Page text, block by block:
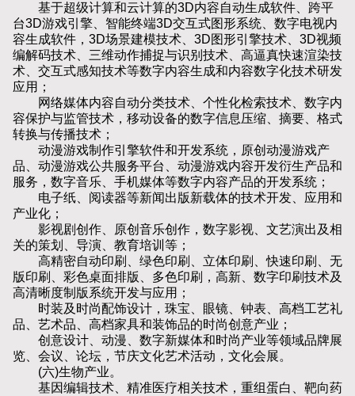
基于超级计算和云计算的3D内容自动生成软件、跨平
台3D游戏引擎、智能终端3D交互式图形系统、数字电视内
容生成软件，3D场景建模技术、3D图形引擎技术、3D视频
编解码技术、三维动作捕捉与识别技术、高逼真快速渲染技
术、交互式感知技术等数字内容生成和内容数字化技术研发
应用；
网络媒体内容自动分类技术、个性化检索技术、数字内
容保护与监管技术，移动设备的数字信息压缩、摘要、格式
转换与传播技术；
动漫游戏制作引擎软件和开发系统，原创动漫游戏产
品、动漫游戏公共服务平台、动漫游戏内容开发衍生产品和
服务，数字音乐、手机媒体等数字内容产品的开发系统；
电子纸、阅读器等新闻出版新载体的技术开发、应用和
产业化；
影视剧创作、原创音乐创作，数字影视、文艺演出及相
关的策划、导演、教育培训等；
高精密自动印刷、绿色印刷、立体印刷、快速印刷、无
版印刷、彩色桌面排版、多色印刷，高新、数字印刷技术及
高清晰度制版系统开发与应用；
时装及时尚配饰设计，珠宝、眼镜、钟表、高档工艺礼
品、艺术品、高档家具和装饰品的时尚创意产业；
创意设计、动漫、数字新媒体和时尚产业等领域品牌展
览、会议、论坛，节庆文化艺术活动，文化会展。
(六)生物产业。
基因编辑技术、精准医疗相关技术，重组蛋白、靶向药